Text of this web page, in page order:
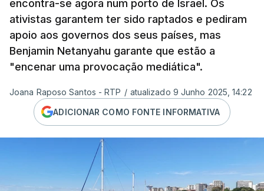
encontra-se agora num porto de Israel. Os
ativistas garantem ter sido raptados e pediram
apoio aos governos dos seus países, mas
Benjamin Netanyahu garante que estão a
"encenar uma provocação mediática".
Joana Raposo Santos - RTP / atualizado 9 Junho 2025, 14:22
ADICIONAR COMO FONTE INFORMATIVA